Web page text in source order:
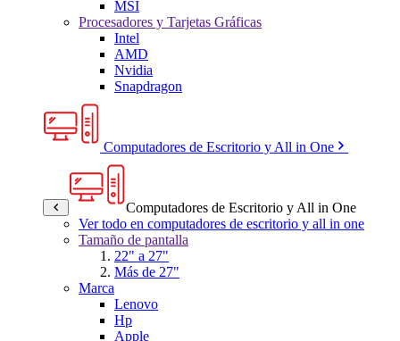
MSI
Procesadores y Tarjetas Gráficas
Intel
AMD
Nvidia
Snapdragon
Computadores de Escritorio y All in One
Computadores de Escritorio y All in One
Ver todo en computadores de escritorio y all in one
Tamaño de pantalla
22" a 27"
Más de 27"
Marca
Lenovo
Hp
Apple